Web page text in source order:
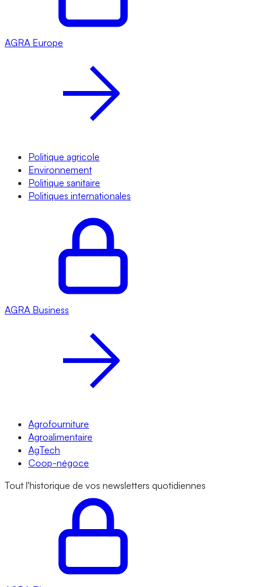
AGRA Europe
Politique agricole
Environnement
Politique sanitaire
Politiques internationales
AGRA Business
Agrofourniture
Agroalimentaire
AgTech
Coop-négoce
Tout l'historique de vos newsletters quotidiennes